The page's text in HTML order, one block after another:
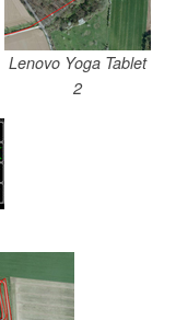
Lenovo Yoga Tablet
2